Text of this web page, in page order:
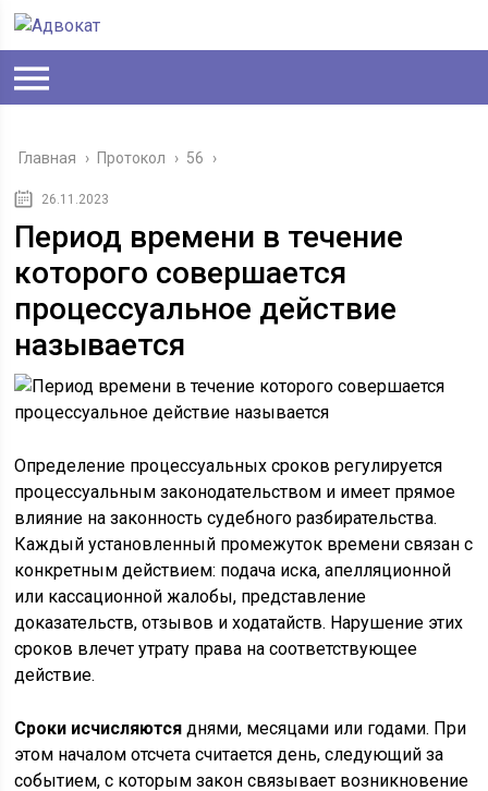
Главная › Протокол › 56 ›
26.11.2023
Период времени в течение
которого совершается
процессуальное действие
называется
Определение процессуальных сроков регулируется
процессуальным законодательством и имеет прямое
влияние на законность судебного разбирательства.
Каждый установленный промежуток времени связан с
конкретным действием: подача иска, апелляционной
или кассационной жалобы, представление
доказательств, отзывов и ходатайств. Нарушение этих
сроков влечет утрату права на соответствующее
действие.
Сроки исчисляются днями, месяцами или годами. При
этом началом отсчета считается день, следующий за
событием, с которым закон связывает возникновение